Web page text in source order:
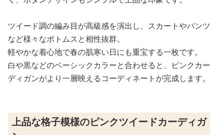
ツイード調の編み目が高級感を演出し、スカートやパンツ
など様々なボトムスと相性抜群。
軽やかな着心地で春の肌寒い日にも重宝する一枚です。
白や黒などのベーシックカラーと合わせると、ピンクカー
ディガンがより一層映えるコーディネートが完成します。
上品な格子模様のピンクツイードカーディガ